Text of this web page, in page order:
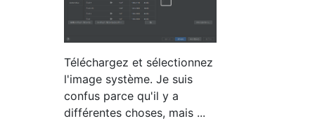
Téléchargez et sélectionnez
l'image système. Je suis
confus parce qu'il y a
différentes choses, mais ...